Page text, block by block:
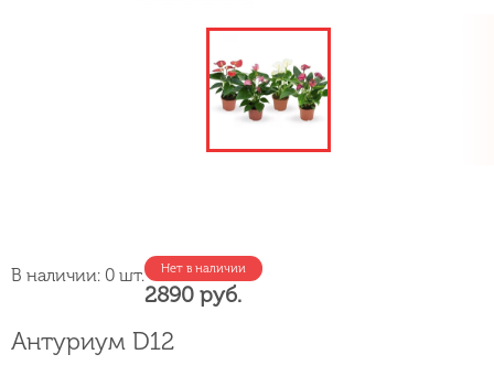
Антуриум D12
В наличии: 0 шт.
2890 руб.
Нет в наличии